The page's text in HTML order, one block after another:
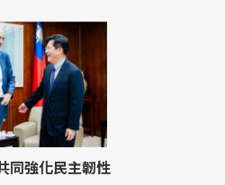
同強化民主韌性